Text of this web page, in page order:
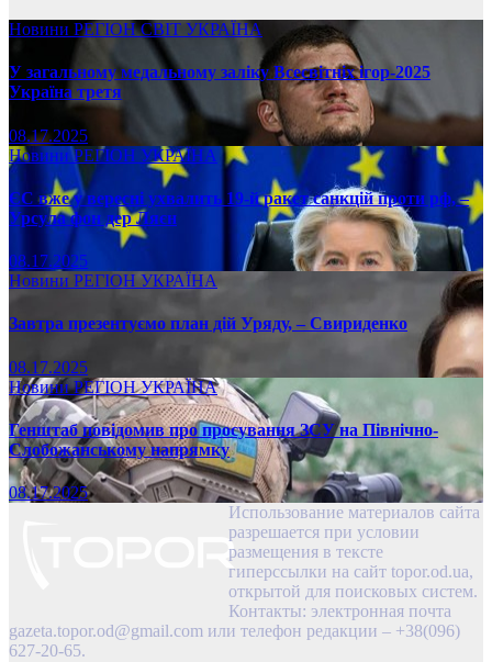
Новини РЕГІОНСВІТ УКРАЇНА
У загальному медальному заліку Всесвітніх ігор-2025
Україна третя
08.17.2025
НовиниРЕГІОН УКРАЇНА
ЄС вже у вересні ухвалить 19-й ракет санкцій проти рф, –
Урсула фон дер Ляєн
08.17.2025
Новини РЕГІОН УКРАЇНА
Завтра презентуємо план дій Уряду, – Свириденко
08.17.2025
НовиниРЕГІОНУКРАЇНА
Генштаб повідомив про просування ЗСУ на Північно-
Слобожанському напрямку
08.17.2025
Использование материалов сайта
разрешается при условии
размещения в тексте
гиперссылки на сайт topor.od.ua,
открытой для поисковых систем.
Контакты: электронная почта
gazeta.topor.od@gmail.com или телефон редакции – +38(096)
627-20-65.